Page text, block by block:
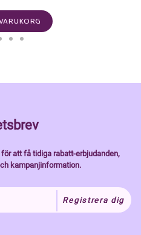
att få tidiga rabatt-erbjudanden,
kampanjinformation.
Registrera dig